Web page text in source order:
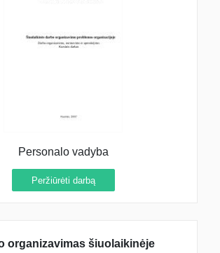
Personalo vadyba
Peržiūrėti darbą
organizavimas šiuolaikinėje